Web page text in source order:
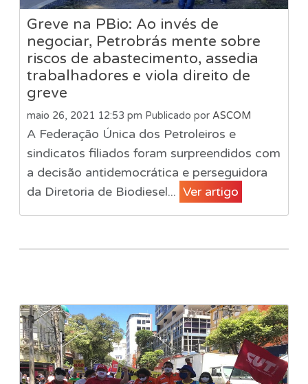
Greve na PBio: Ao invés de
negociar, Petrobrás mente sobre
riscos de abastecimento, assedia
trabalhadores e viola direito de
greve
maio 26, 2021 12:53 pm Publicado por ASCOM
A Federação Única dos Petroleiros e
sindicatos filiados foram surpreendidos com
a decisão antidemocrática e perseguidora
da Diretoria de Biodiesel... Ver artigo